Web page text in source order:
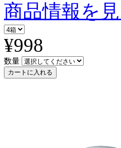
商品情報を
¥998
数量
カートに入れる